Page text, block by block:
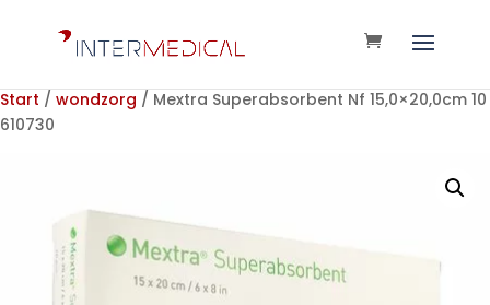
Start / wondzorg / Mextra Superabsorbent Nf 15,0×20,0cm 10
610730